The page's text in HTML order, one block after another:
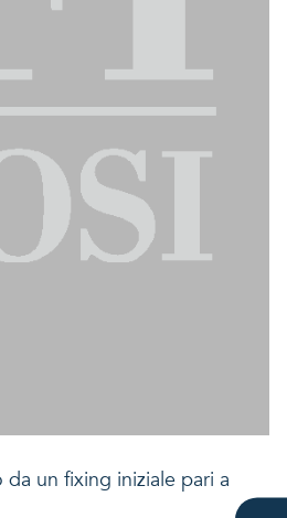
un fixing iniziale pari a